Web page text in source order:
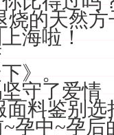
烧的天然
海啦！
》。
守了爱情
面料鉴别选
孕中~孕后